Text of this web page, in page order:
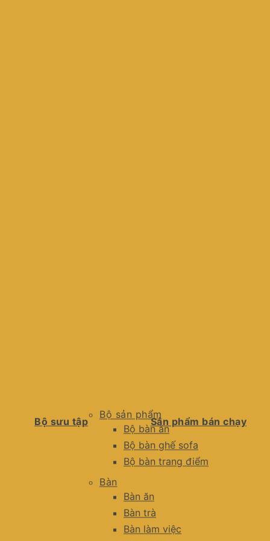
Bộ sản phẩm
Bộ bàn ăn
Bộ bàn ghế sofa
Bộ bàn trang điểm
Bàn
Bàn ăn
Bàn trà
Bàn làm việc
Bộ sưu tập Sản phẩm bán chạy